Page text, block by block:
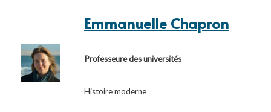
Emmanuelle Chapron
Professeure des universités
Histoire moderne